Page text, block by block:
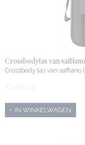
Crossbodytas van
Crossbody tas van
€ 119,99
IN WINKELWAGEN